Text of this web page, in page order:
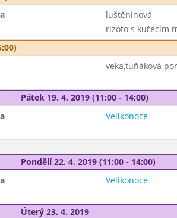
luštěninová
rizoto s kuřecím
veka,tuňáková
Pátek 19. 4. 2019 (11:00 - 14:00)
Velikonoce
Pondělí 22. 4. 2019 (11:00 - 14:00)
Velikonoce
Úterý 23. 4. 2019